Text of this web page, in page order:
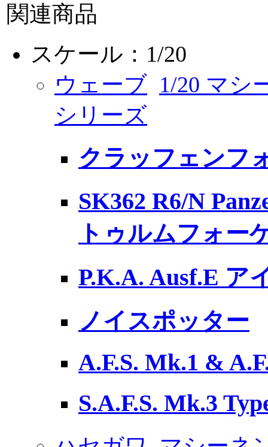
関連商品
スケール：1/20
ウェーブ 1/20 マシ
シリーズ
クラッフェンフ
SK362 R6/N
トゥルムフォー
P.K.A. Ausf.E ア
ノイスポッター
A.F.S. Mk.1 &
S.A.F.S. Mk.3